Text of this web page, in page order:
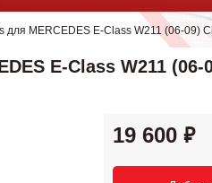
MERCEDES E-Class W211 (06-09)
E-Class W211 (06-
19 600